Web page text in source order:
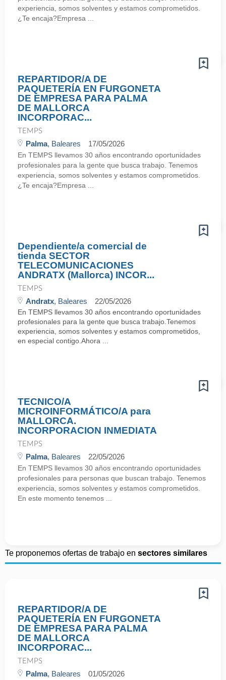
experiencia, somos solventes y estamos comprometidos.
¿Te encaja?Empresa ...
REPARTIDOR/A DE
PAQUETERÍA EN FURGONETA
DE EMPRESA PARA PALMA
DE MALLORCA
INCORPORAC...
TEMPS
Palma, Baleares 17/05/2026
En TEMPS llevamos 30 años encontrando oportunidades
profesionales para la gente que busca trabajo. Tenemos
experiencia, somos solventes y estamos comprometidos.
¿Te encaja?Empresa ...
Dependiente/a comercial de
tienda SECTOR
TELECOMUNICACIONES
ANDRATX (Mallorca) INCOR...
TEMPS
Andratx, Baleares 22/05/2026
En TEMPS llevamos 30 años encontrando oportunidades
profesionales para la gente que busca trabajo.Tenemos
experiencia, somos solventes y estamos comprometidos,
en especial contigo.Ahora ...
TECNICO/A
MICROINFORMÁTICO/A para
MALLORCA.
INCORPORACION INMEDIATA
TEMPS
Palma, Baleares 22/05/2026
En TEMPS llevamos 30 años encontrando oportunidades
profesionales para personas que buscan trabajo. Tenemos
experiencia, somos solventes y estamos comprometidos.
En este momento tenemos ...
Te proponemos ofertas de trabajo en sectores similares
REPARTIDOR/A DE
PAQUETERÍA EN FURGONETA
DE EMPRESA PARA PALMA
DE MALLORCA
INCORPORAC...
TEMPS
Palma, Baleares 01/05/2026